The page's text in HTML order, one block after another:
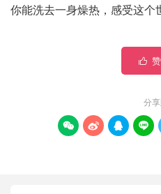
你能洗去一身燥热，感受这个

分
   